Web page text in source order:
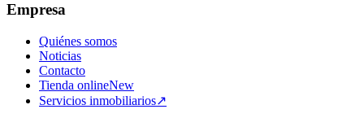
Empresa
Quiénes somos
Noticias
Contacto
Tienda onlineNew
Servicios inmobiliarios↗